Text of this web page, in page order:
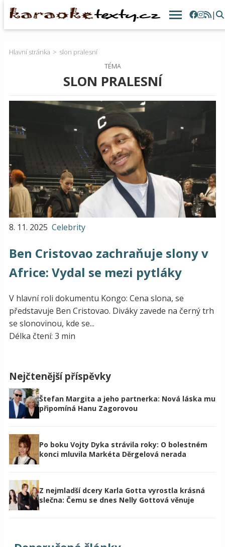
|
Hlavní stránka
slon pralesní
TÉMA
SLON PRALESNÍ
8. 11. 2025 Celebrity
Ben Cristovao zachraňuje slony v
Africe: Vydal se mezi pytláky
V hlavní roli dokumentu Kongo: Cena slona, se
představuje Ben Cristovao. Diváky zavede na černý trh
se slonovinou, kde se...
Délka čtení: 3 min
Nejčtenější příspěvky
Štefan Margita a jeho partnerka: Nová láska mu
připomíná Hanu Zagorovou
Po boku Vojty Dyka strávila roky: O bolestném
konci mluvila Markéta Děrgelová nerada
Z nejmladší dcery Karla Gotta vyrostla krásná
slečna: Čemu se dnes Nelly Gottová věnuje